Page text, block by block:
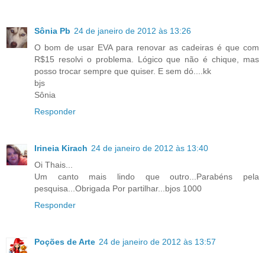
Sônia Pb 24 de janeiro de 2012 às 13:26
O bom de usar EVA para renovar as cadeiras é que com
R$15 resolvi o problema. Lógico que não é chique, mas
posso trocar sempre que quiser. E sem dó....kk
bjs
Sônia
Responder
Irineia Kirach 24 de janeiro de 2012 às 13:40
Oi Thais...
Um canto mais lindo que outro...Parabéns pela
pesquisa...Obrigada Por partilhar...bjos 1000
Responder
Poções de Arte 24 de janeiro de 2012 às 13:57